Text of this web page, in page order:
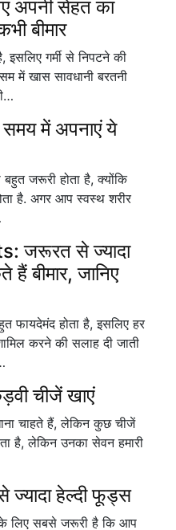
अपनी सेहत का
बीमार
इसलिए गर्मी से निपटने की
में खास सावधानी बरतनी
में अपनाएं ये
जरूरी होता है, क्योंकि
है. अगर आप स्वस्थ शरीर
जरूरत से ज्यादा
बीमार, जानिए
फायदेमंद होता है, इसलिए हर
करने की सलाह दी जाती
चीजें खाएं
चाहते हैं, लेकिन कुछ चीजें
है, लेकिन उनका सेवन हमारी
ज्यादा हेल्दी फूड्स
लिए सबसे जरूरी है कि आप